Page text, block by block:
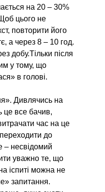
на 20 – 30%
цього не
повторити його
а через 8 – 10 год.
добу.Тільки після
у тому, що
в голові.
Дивлячись на
це все бачив,
час на це
до
– несвідомий
уважно те, що
іспиті можна не
за­питання.